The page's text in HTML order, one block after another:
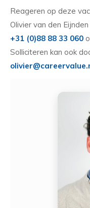
Reageren op deze
Olivier van den
+31 (0)88 88 33 060
Solliciteren kan ook